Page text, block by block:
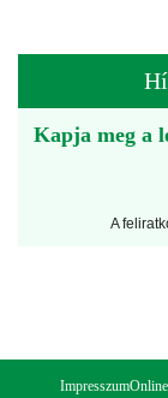
Kapja meg a
A
Impresszum